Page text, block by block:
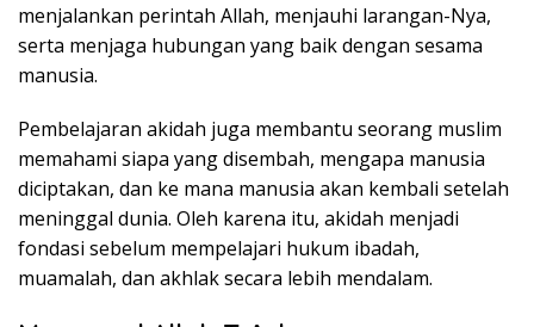
menjalankan perintah Allah, menjauhi larangan-Nya,
serta menjaga hubungan yang baik dengan sesama
manusia.
Pembelajaran akidah juga membantu seorang muslim
memahami siapa yang disembah, mengapa manusia
diciptakan, dan ke mana manusia akan kembali setelah
meninggal dunia. Oleh karena itu, akidah menjadi
fondasi sebelum mempelajari hukum ibadah,
muamalah, dan akhlak secara lebih mendalam.